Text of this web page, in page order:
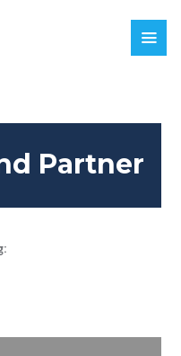
Partner